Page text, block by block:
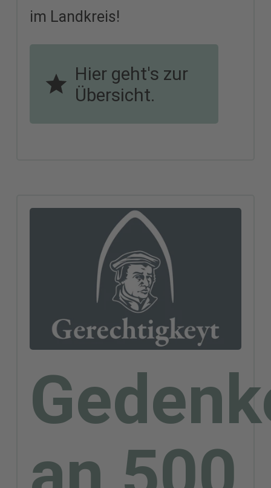
im Landkreis!
Hier geht's zur
Übersicht.